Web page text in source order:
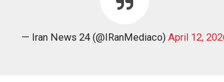
— Iran News 24 (@IRanMediaco) April 12,